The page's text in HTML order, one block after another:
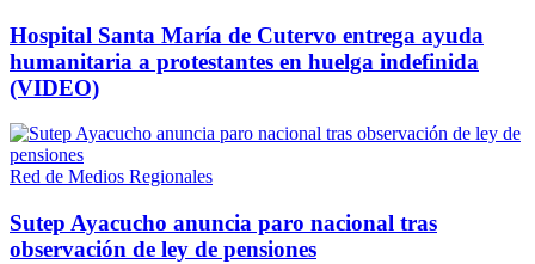
Hospital Santa María de Cutervo entrega ayuda
humanitaria a protestantes en huelga indefinida
(VIDEO)
Red de Medios Regionales
Sutep Ayacucho anuncia paro nacional tras
observación de ley de pensiones